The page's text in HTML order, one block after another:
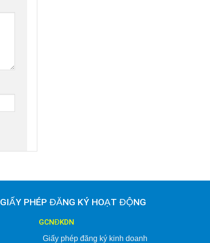
GIẤY PHÉP ĐĂNG KÝ HOẠT ĐỘNG
GCNĐKDN
Giấy phép đăng ký kinh doanh